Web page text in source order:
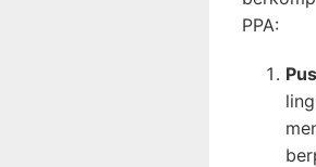
PPA: